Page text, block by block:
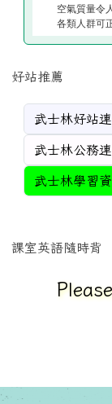
空氣質量令
各類人群可
好站推薦
課室英語隨時背